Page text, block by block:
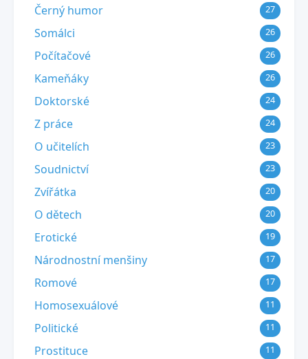
Černý humor 27
Somálci 26
Počítačové 26
Kameňáky 26
Doktorské 24
Z práce 24
O učitelích 23
Soudnictví 23
Zvířátka 20
O dětech 20
Erotické 19
Národnostní menšiny 17
Romové 17
Homosexuálové 11
Politické 11
Prostituce 11